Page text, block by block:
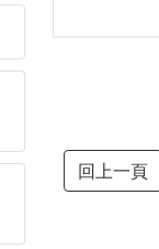
回上一頁